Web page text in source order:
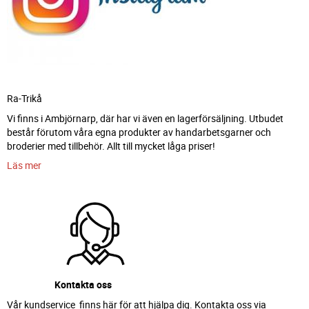
Ra-Trikå
Vi finns i Ambjörnarp, där har vi även en lagerförsäljning. Utbudet
består förutom våra egna produkter av handarbetsgarner och
broderier med tillbehör. Allt till mycket låga priser!
Läs mer
Kontakta oss
Vår kundservice finns här för att hjälpa dig. Kontakta oss via